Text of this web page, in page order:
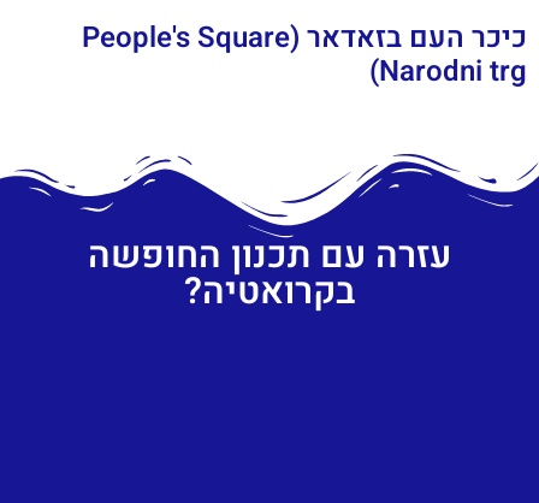
כיכר העם בזאדאר (People's Square
Narodni trg)
עזרה עם תכנון החופשה
בקרואטיה?